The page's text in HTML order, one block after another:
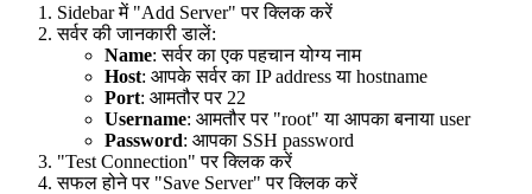
Sidebar में "Add Server" पर क्लिक करें
सर्वर की जानकारी डालें:
Name: सर्वर का एक पहचान योग्य नाम
Host: आपके सर्वर का IP address या hostname
Port: आमतौर पर 22
Username: आमतौर पर "root" या आपका बनाया user
Password: आपका SSH password
"Test Connection" पर क्लिक करें
सफल होने पर "Save Server" पर क्लिक करें